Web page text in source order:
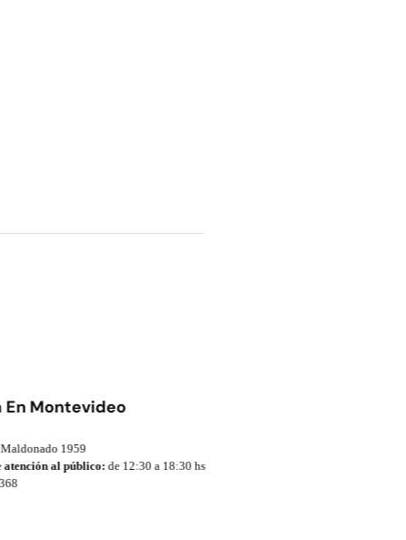
En Montevideo
1959
al público:de 12:30 a 18:30 hs